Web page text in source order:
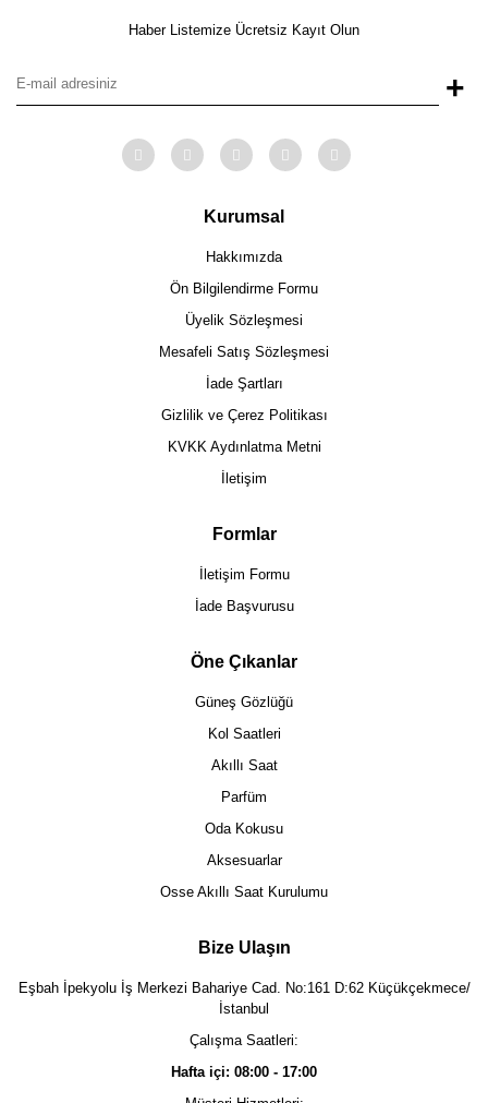
Haber Listemize Ücretsiz Kayıt Olun
+
Kurumsal
Hakkımızda
Ön Bilgilendirme Formu
Üyelik Sözleşmesi
Mesafeli Satış Sözleşmesi
İade Şartları
Gizlilik ve Çerez Politikası
KVKK Aydınlatma Metni
İletişim
Formlar
İletişim Formu
İade Başvurusu
Öne Çıkanlar
Güneş Gözlüğü
Kol Saatleri
Akıllı Saat
Parfüm
Oda Kokusu
Aksesuarlar
Osse Akıllı Saat Kurulumu
Bize Ulaşın
Eşbah İpekyolu İş Merkezi Bahariye Cad. No:161 D:62 Küçükçekmece/
İstanbul
Çalışma Saatleri:
Hafta içi: 08:00 - 17:00